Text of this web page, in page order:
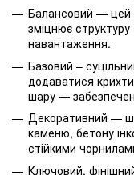
Балансовий — цей
зміцнює
навантаження.
Базовий –
додаватися
шару —
Декоративний —
каменю, бетону
стійкими
Ключовий,